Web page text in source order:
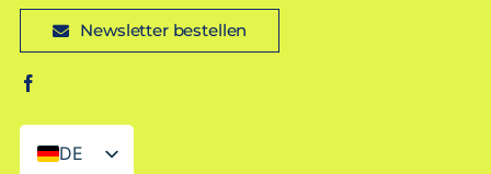
Newsletter bestellen
DE